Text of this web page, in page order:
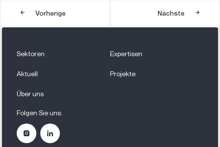
Vorherige Nächste
Sektoren Expertisen
Aktuell Projekte
Über uns
Folgen Sie uns: